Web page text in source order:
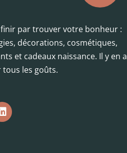
finir par trouver votre bonheur :
décorations, cosmétiques,
et cadeaux naissance. Il y en a
les goûts.